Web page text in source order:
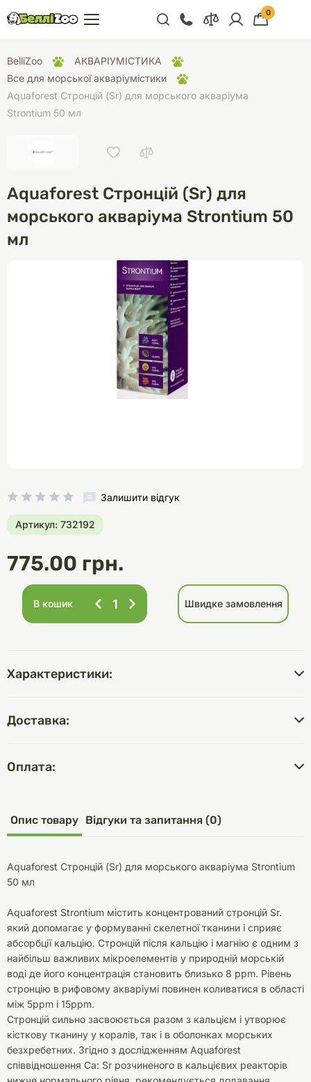
+38 (068) 300 91 91
Відділ продажу
+38 (093) 300 91 91
Відділ підтримки
76
0
BelliZoo
АКВАРІУМІСТИКА
Все для морської акваріумістики
Aquaforest Стронцій (Sr) для морського акваріума
Strontium 50 мл
Aquaforest Стронцій (Sr) для
морського акваріума Strontium 50
мл
Залишити відгук
Артикул: 732192
775.00 грн.
В кошик Швидке замовлення
Характеристики:
Доставка:
Оплата:
Опис товару Відгуки та запитання (0)
Aquaforest Стронцій (Sr) для морського акваріума Strontium
50 мл
Aquaforest Strontium містить концентрований стронцій Sr.
який допомагає у формуванні скелетної тканини і сприяє
абсорбції кальцію. Стронцій після кальцію і магнію є одним з
найбільш важливих мікроелементів у природній морській
воді де його концентрація становить близько 8 ppm. Рівень
стронцію в рифовому акваріумі повинен коливатися в області
між 5ppm і 15ppm.
Стронцій сильно засвоюється разом з кальцієм і утворює
кісткову тканину у коралів, так і в оболонках морських
безхребетних. Згідно з дослідженням Aquaforest
співвідношення Ca: Sr розчиненого в кальцієвих реакторів